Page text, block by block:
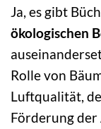
Ja, es gibt
ökologischen
Rolle von
Luftqualität,
Förderung